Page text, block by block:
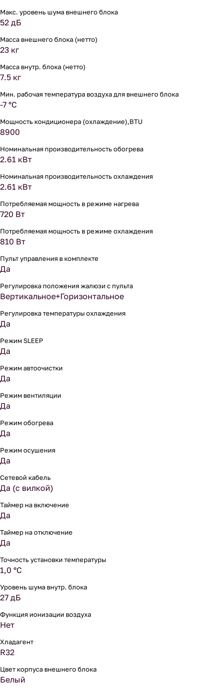
Макс. уровень шума внешнего блока
52 дБ
Масса внешнего блока (нетто)
23 кг
Масса внутр. блока (нетто)
7.5 кг
Мин. рабочая температура воздуха для внешнего блока
-7 °С
Мощность кондиционера (охлаждение),BTU
8900
Номинальная производительность обогрева
2.61 кВт
Номинальная производительность охлаждения
2.61 кВт
Потребляемая мощность в режиме нагрева
720 Вт
Потребляемая мощность в режиме охлаждения
810 Вт
Пульт управления в комплекте
Да
Регулировка положения жалюзи с пульта
Вертикальное+Горизонтальное
Регулировка температуры охлаждения
Да
Режим SLEEP
Да
Режим автоочистки
Да
Режим вентиляции
Да
Режим обогрева
Да
Режим осушения
Да
Сетевой кабель
Да (с вилкой)
Таймер на включение
Да
Таймер на отключение
Да
Точность установки температуры
1,0 °С
Уровень шума внутр. блока
27 дБ
Функция ионизации воздуха
Нет
Хладагент
R32
Цвет корпуса внешнего блока
Белый